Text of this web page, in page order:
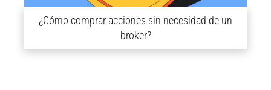
¿Cómo comprar acciones sin necesidad de un
broker?